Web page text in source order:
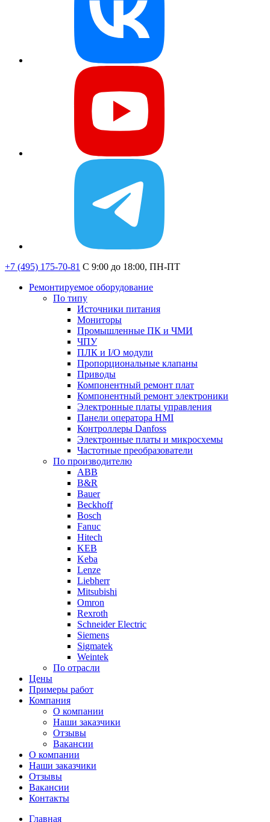
+7 (495) 175-70-81 C 9:00 до 18:00, ПН-ПТ
Ремонтируемое оборудование
По типу
Источники питания
Мониторы
Промышленные ПК и ЧМИ
ЧПУ
ПЛК и I/O модули
Пропорциональные клапаны
Приводы
Компонентный ремонт плат
Компонентный ремонт электроники
Электронные платы управления
Панели оператора HMI
Контроллеры Danfoss
Электронные платы и микросхемы
Частотные преобразователи
По производителю
ABB
B&R
Bauer
Beckhoff
Bosch
Fanuc
Hitech
KEB
Keba
Lenze
Liebherr
Mitsubishi
Omron
Rexroth
Schneider Electric
Siemens
Sigmatek
Weintek
По отрасли
Цены
Примеры работ
Компания
О компании
Наши заказчики
Отзывы
Вакансии
О компании
Наши заказчики
Отзывы
Вакансии
Контакты
Главная